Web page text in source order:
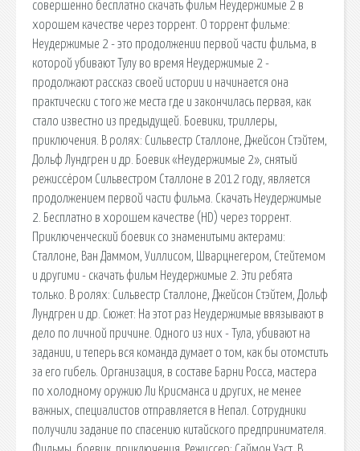
совершенно бесплатно скачать фильм Неудержимые 2 в
хорошем качестве через торрент. О торрент фильме:
Неудержимые 2 - это продолжении первой части фильма, в
которой убивают Тулу во время Неудержимые 2 -
продолжают рассказ своей истории и начинается она
практически с того же места где и закончилась первая, как
стало известно из предыдущей. Боевики, триллеры,
приключения. В ролях: Сильвестр Сталлоне, Джейсон Стэйтем,
Дольф Лундгрен и др. Боевик «Неудержимые 2», снятый
режиссёром Сильвестром Сталлоне в 2012 году, является
продолжением первой части фильма. Скачать Неудержимые
2. Бесплатно в хорошем качестве (HD) через торрент.
Приключенческий боевик со знаменитыми актерами:
Сталлоне, Ван Даммом, Уиллисом, Шварцнегером, Стейтемом
и другими - скачать фильм Неудержимые 2. Эти ребята
только. В ролях: Сильвестр Сталлоне, Джейсон Стэйтем, Дольф
Лундгрен и др. Сюжет: На этот раз Неудержимые ввязывают в
дело по личной причине. Одного из них - Тула, убивают на
задании, и теперь вся команда думает о том, как бы отомстить
за его гибель. Организация, в составе Барни Росса, мастера
по холодному оружию Ли Крисманса и других, не менее
важных, специалистов отправляется в Непал. Сотрудники
получили задание по спасению китайского предпринимателя.